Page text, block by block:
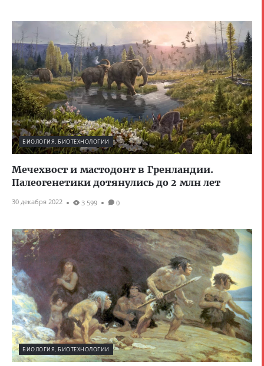
БИОЛОГИЯ, БИОТЕХНОЛОГИИ
Мечехвост и мастодонт в Гренландии.
Палеогенетики дотянулись до 2 млн лет
30 декабря 2022 3 599 0
БИОЛОГИЯ, БИОТЕХНОЛОГИИ